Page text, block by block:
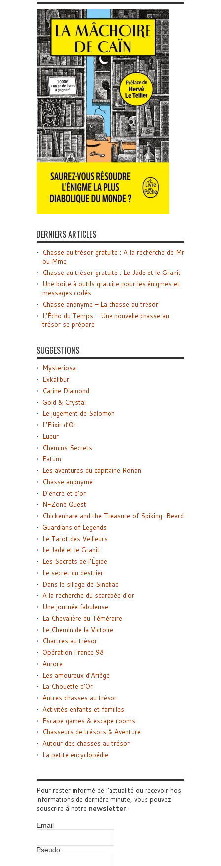
DERNIERS ARTICLES
Chasse au trésor gratuite : A la recherche de Mr
ou Mme
Chasse au trésor gratuite : Le Jade et le Granit
Une boîte à outils gratuite pour les énigmes et
messages codés
Chasse anonyme – La chasse au trésor
L’Écho du Temps – Une nouvelle chasse au
trésor se prépare
SUGGESTIONS
Mysteriosa
Exkalibur
Carine Diamond
Gold & Crystal
Le jugement de Salomon
L’Elixir d’Or
Lueur
Chemins Secrets
Fatum
Les aventures du capitaine Ronan
Chasse anonyme
D’encre et d’or
N-Zone Quest
Chickenhare and the Treasure of Spiking-Beard
Guardians of Legends
Le Tarot des Veilleurs
Le Jade et le Granit
Les Secrets de l’Égide
Le secret du destrier
Dans le sillage de Sindbad
A la recherche du scarabée d’or
Une journée fabuleuse
La Chevalière du Téméraire
Le Chemin de la Victoire
Chartres au trésor
Opération France 98
Aurore
Les amoureux d’Ariège
La Chouette d’Or
Autres chasses au trésor
Activités enfants et familles
Escape games & escape rooms
Chasseurs de trésors & Aventure
Autour des chasses au trésor
La petite encyclopédie
Pour rester informé de l'actualité ou recevoir nos
informations de dernière minute, vous pouvez
souscrire à notre newsletter.
Email
Pseudo